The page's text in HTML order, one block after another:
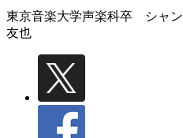
東京音楽大学声楽科卒 シャ
友也